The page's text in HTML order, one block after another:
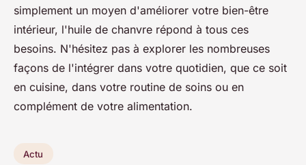
simplement un moyen d'améliorer votre bien-être
intérieur, l'huile de chanvre répond à tous ces
besoins. N'hésitez pas à explorer les nombreuses
façons de l'intégrer dans votre quotidien, que ce soit
en cuisine, dans votre routine de soins ou en
complément de votre alimentation.
Actu